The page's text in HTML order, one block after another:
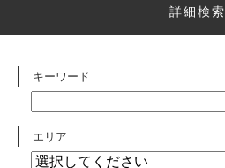
詳細検索
キーワード
エリア